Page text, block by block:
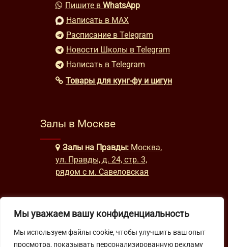
Мы уважаем вашу конфиденциальность
Мы используем файлы cookie, чтобы улучшить ваш опыт
просмотра, показывать персонализированную рекламу
Пишите в WhatsApp
Написать в MAX
Расписание в Telegram
Новости Школы в Telegram
Написать в Telegram
Товары для кунг-фу и цигун
Залы в Москве
Залы на Правды: Москва,
ул. Правды, д. 24, стр. 3,
рядом с м. Савеловская
Часы работы
будни: с 9:00 до 22:00